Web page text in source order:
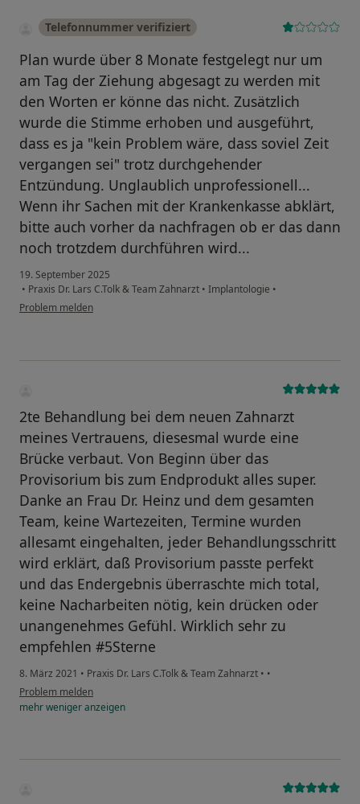
Telefonnummer verifiziert
Plan wurde über 8 Monate festgelegt nur um
am Tag der Ziehung abgesagt zu werden mit
den Worten er könne das nicht. Zusätzlich
wurde die Stimme erhoben und ausgeführt,
dass es ja "kein Problem wäre, dass soviel Zeit
vergangen sei" trotz durchgehender
Entzündung. Unglaublich unprofessionell...
Wenn ihr Sachen mit der Krankenkasse abklärt,
bitte auch vorher da nachfragen ob er das dann
noch trotzdem durchführen wird...
19. September 2025
• Praxis Dr. Lars C.Tolk & Team Zahnarzt • Implantologie •
Problem melden
2te Behandlung bei dem neuen Zahnarzt
meines Vertrauens, diesesmal wurde eine
Brücke verbaut. Von Beginn über das
Provisorium bis zum Endprodukt alles super.
Danke an Frau Dr. Heinz und dem gesamten
Team, keine Wartezeiten, Termine wurden
allesamt eingehalten, jeder Behandlungsschritt
wird erklärt, daß Provisorium passte perfekt
und das Endergebnis überraschte mich total,
keine Nacharbeiten nötig, kein drücken oder
unangenehmes Gefühl. Wirklich sehr zu
empfehlen #5Sterne
8. März 2021 • Praxis Dr. Lars C.Tolk & Team Zahnarzt • •
Problem melden
mehrwenigeranzeigen